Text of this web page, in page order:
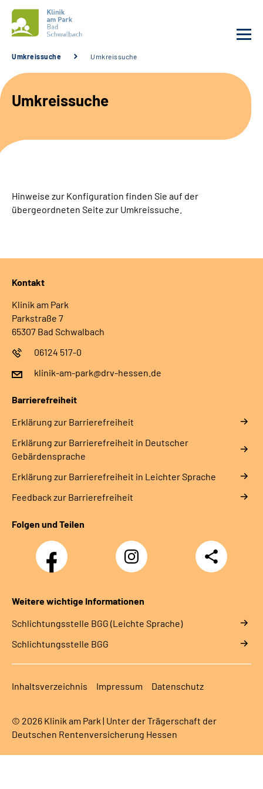
Unsere Klinik
Unsere Angebote
Service
Sozialdienste & Zuweisende
Gebärdensprache
Umkreissuche Umkreissuche
Umkreissuche
Hinweise zur Konfiguration finden Sie auf der
übergeordneten Seite zur Umkreissuche.
Kontakt
Klinik am Park
Parkstraße 7
65307 Bad Schwalbach
06124 517-0
klinik-am-park@drv-hessen.de
Barrierefreiheit
Erklärung zur Barrierefreiheit
Erklärung zur Barrierefreiheit in Deutscher
Gebärdensprache
Erklärung zur Barrierefreiheit in Leichter Sprache
Feedback zur Barrierefreiheit
Folgen und Teilen
Facebook Instagram
Teilen
Weitere wichtige Informationen
Schlich­tungs­stel­le BGG (Leichte Sprache)
Schlich­tungs­stel­le BGG
Inhaltsverzeichnis Impressum Datenschutz
© 2026 Klinik am Park | Unter der Trägerschaft der
Deutschen Rentenversicherung Hessen